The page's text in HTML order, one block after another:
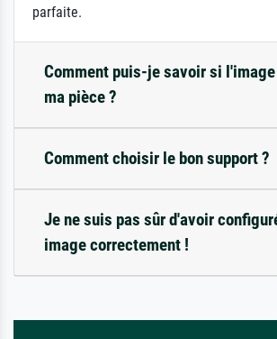
parfaite.
Comment puis-je savoir si
ma pièce ?
Comment choisir le bon support ?
Je ne suis pas sûr d'avoir
image correctement !